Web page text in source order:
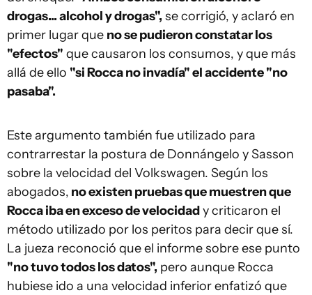
drogas... alcohol y drogas", se corrigió, y aclaró en
primer lugar que no se pudieron constatar los
"efectos" que causaron los consumos, y que más
allá de ello "si Rocca no invadía" el accidente "no
pasaba".
Este argumento también fue utilizado para
contrarrestar la postura de Donnángelo y Sasson
sobre la velocidad del Volkswagen. Según los
abogados, no existen pruebas que muestren que
Rocca iba en exceso de velocidady criticaron el
método utilizado por los peritos para decir que sí.
La jueza reconoció que el informe sobre ese punto
"no tuvo todos los datos", pero aunque Rocca
hubiese ido a una velocidad inferior enfatizó que